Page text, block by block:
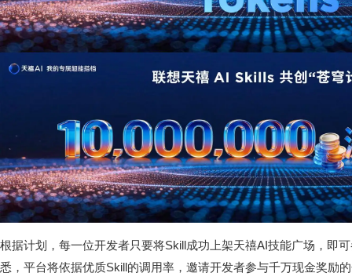
根据计划，每一位开发者只要将Skill成功上架天禧AI技能广场，即
悉，平台将依据优质Skill的调用率，邀请开发者参与千万现金奖励